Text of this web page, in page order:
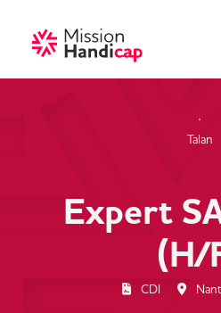
Talan
Expert
(H/
CDI